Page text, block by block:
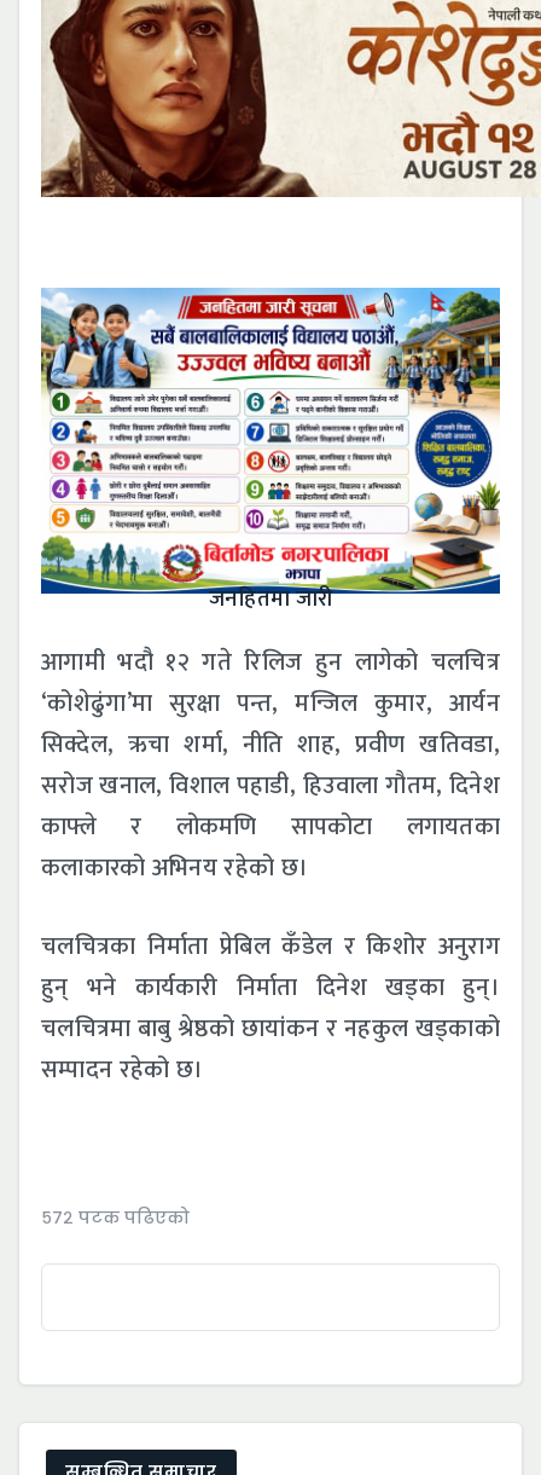
जनहितमा जारी
आगामी भदौ १२ गते रिलिज हुन लागेको चलचित्र
‘कोशेढुंगा’मा सुरक्षा पन्त, मन्जिल कुमार, आर्यन
सिक्देल, ऋचा शर्मा, नीति शाह, प्रवीण खतिवडा,
सरोज खनाल, विशाल पहाडी, हिउवाला गौतम, दिनेश
काफ्ले र लोकमणि सापकोटा लगायतका
कलाकारको अभिनय रहेको छ।
चलचित्रका निर्माता प्रेबिल कँडेल र किशोर अनुराग
हुन् भने कार्यकारी निर्माता दिनेश खड्का हुन्।
चलचित्रमा बाबु श्रेष्ठको छायांकन र नहकुल खड्काको
सम्पादन रहेको छ।
५७२ पटक पढिएको